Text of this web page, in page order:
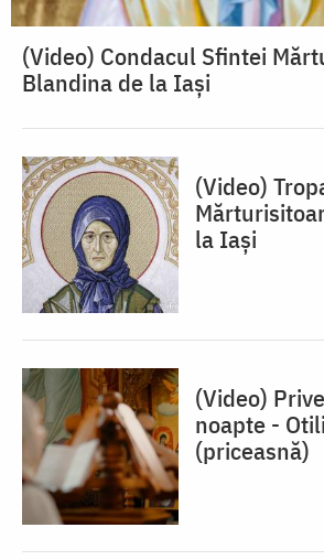
(Video) Condacul Sfintei
Blandina de la Iași
(Video)
la Iași
(Video)
noapte -
(priceasnă)